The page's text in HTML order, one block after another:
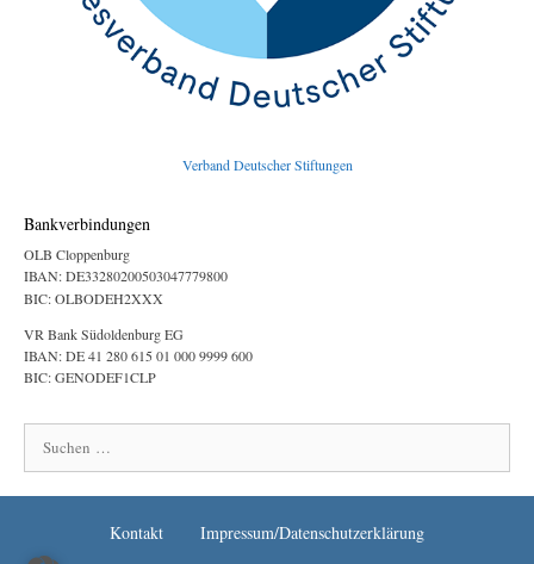
Verband Deutscher Stiftungen
Bankverbindungen
OLB Cloppenburg
IBAN: DE33280200503047779800
BIC: OLBODEH2XXX
VR Bank Südoldenburg EG
IBAN: DE 41 280 615 01 000 9999 600
BIC: GENODEF1CLP
nach:
Kontakt Impressum/Datenschutzerklärung